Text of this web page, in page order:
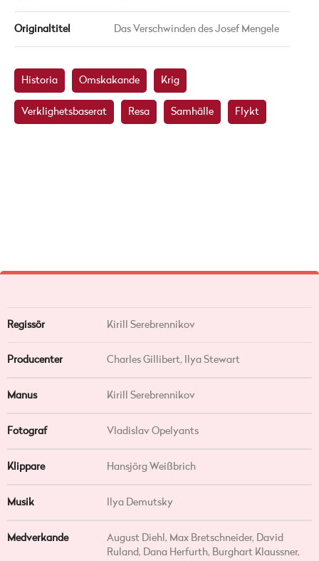
Originaltitel Das Verschwinden des Josef Mengele
Historia Omskakande Krig
Verklighetsbaserat Resa Samhälle Flykt
Regissör Kirill Serebrennikov
Producenter Charles Gillibert, Ilya Stewart
Manus Kirill Serebrennikov
Fotograf Vladislav Opelyants
Klippare Hansjörg Weißbrich
Musik Ilya Demutsky
Medverkande
August Diehl, Max Bretschneider, David
Ruland, Dana Herfurth, Burghart Klaussner,